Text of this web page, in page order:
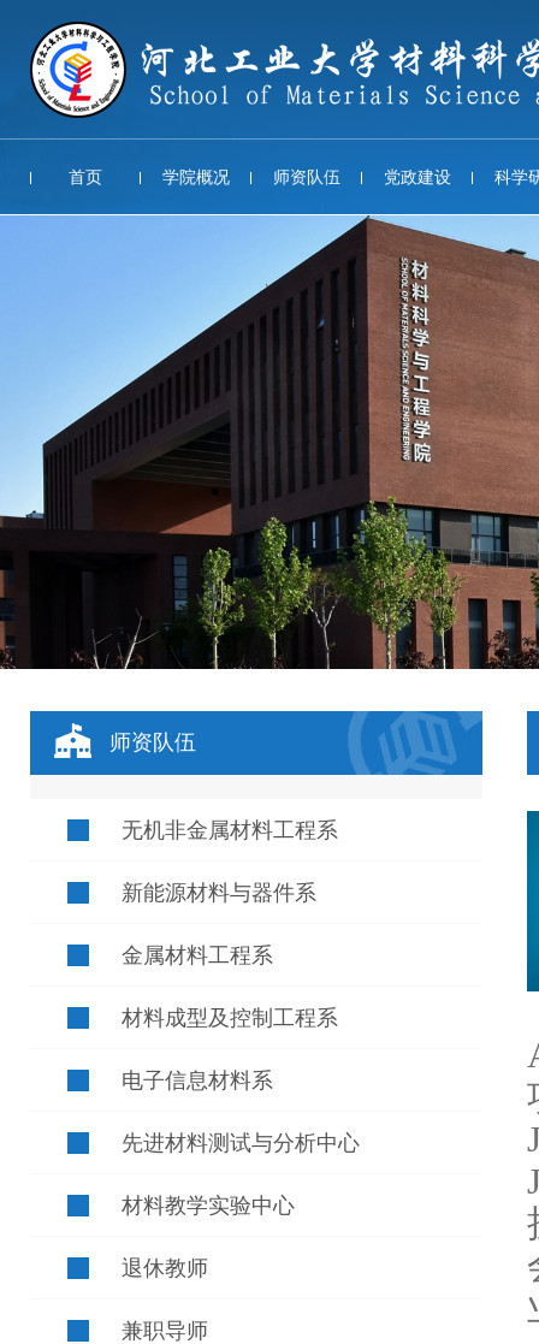
首页 学院概况 师资队伍 党政建设 科学
师资队伍
无机非金属材料工程系
新能源材料与器件系
金属材料工程系
材料成型及控制工程系
电子信息材料系
先进材料测试与分析中心
材料教学实验中心
退休教师
兼职导师